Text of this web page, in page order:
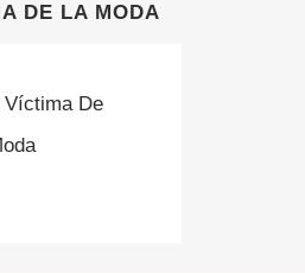
DE LA MODA
Víctima De